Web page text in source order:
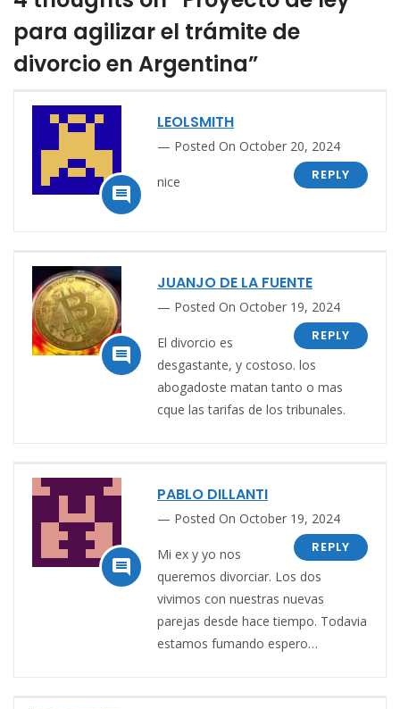
para agilizar el trámite de
divorcio en Argentina”

LEOLSMITH
Posted On October 20, 2024
REPLY
nice

JUANJO DE LA FUENTE
Posted On October 19, 2024
REPLY
El divorcio es
desgastante, y costoso. los
abogadoste matan tanto o mas
cque las tarifas de los tribunales.

PABLO DILLANTI
Posted On October 19, 2024
REPLY
Mi ex y yo nos
queremos divorciar. Los dos
vivimos con nuestras nuevas
parejas desde hace tiempo. Todavia
estamos fumando espero…